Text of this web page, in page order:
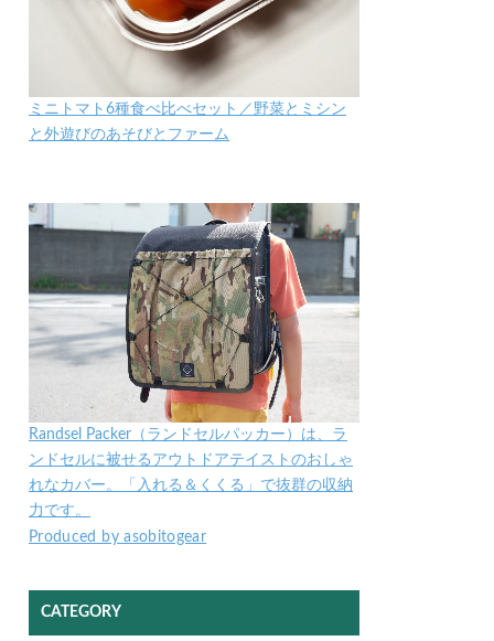
ミニトマト6種食べ比べセット／野菜とミシン
と外遊びのあそびとファーム
Randsel Packer（ランドセルパッカー）は、ラ
ンドセルに被せるアウトドアテイストのおしゃ
れなカバー。「入れる＆くくる」で抜群の収納
力です。
Produced by asobitogear
CATEGORY